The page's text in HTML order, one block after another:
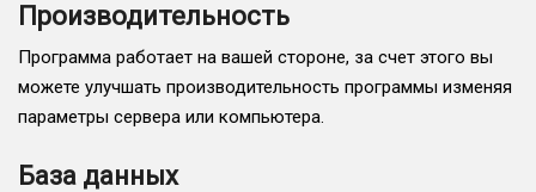
Производительность
Программа работает на вашей стороне, за счет этого вы
можете улучшать производительность программы изменяя
параметры сервера или компьютера.
База данных